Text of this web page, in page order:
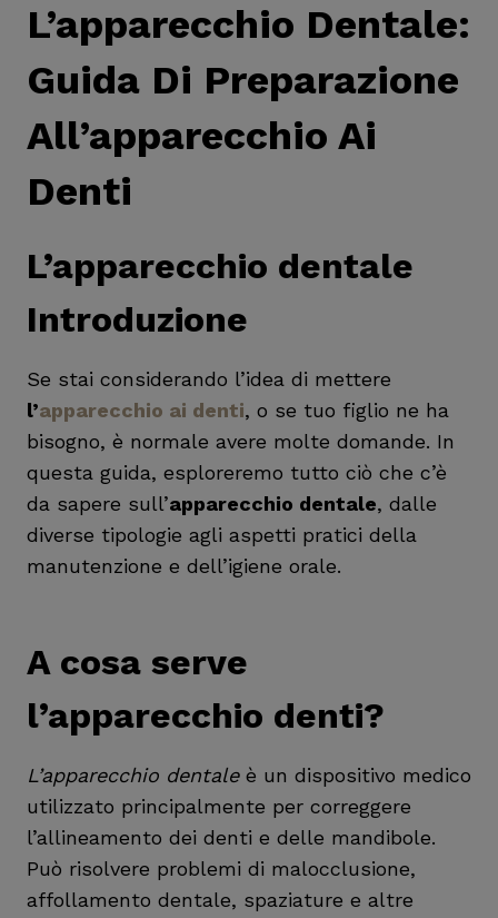
L’apparecchio Dentale:
Guida Di Preparazione
All’apparecchio Ai
Denti
L’apparecchio dentale
Introduzione
Se stai considerando l’idea di mettere
l’apparecchio ai denti, o se tuo figlio ne ha
bisogno, è normale avere molte domande. In
questa guida, esploreremo tutto ciò che c’è
da sapere sull’apparecchio dentale, dalle
diverse tipologie agli aspetti pratici della
manutenzione e dell’igiene orale.
A cosa serve
l’apparecchio denti?
L’apparecchio dentaleè un dispositivo medico
utilizzato principalmente per correggere
l’allineamento dei denti e delle mandibole.
Può risolvere problemi di malocclusione,
affollamento dentale, spaziature e altre